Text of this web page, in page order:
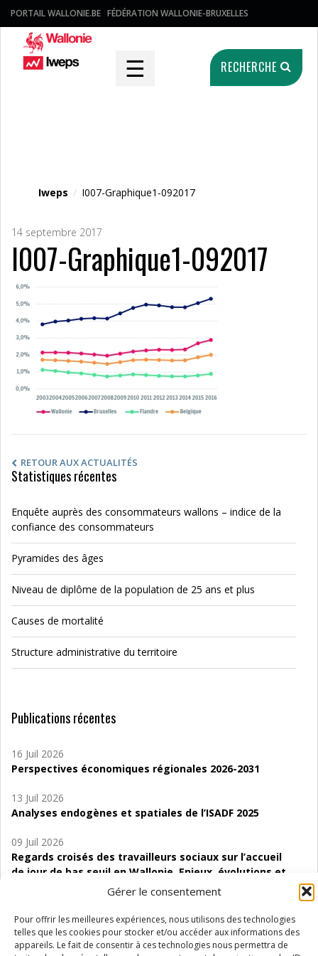
Gérer le consentement
Pour offrir les meilleures expériences, nous utilisons des technologies
telles que les cookies pour stocker et/ou accéder aux informations des
appareils. Le fait de consentir à ces technologies nous permettra de
PORTAIL WALLONIE.BE FÉDÉRATION WALLONIE-BRUXELLES
☰ RECHERCHE
Iweps / I007-Graphique1-092017
14 septembre 2017
I007-Graphique1-092017
RETOUR AUX ACTUALITÉS
Statistiques récentes
Enquête auprès des consommateurs wallons – indice de la
confiance des consommateurs
Pyramides des âges
Niveau de diplôme de la population de 25 ans et plus
Causes de mortalité
Structure administrative du territoire
Publications récentes
16 Juil 2026
Perspectives économiques régionales 2026-2031
13 Juil 2026
Analyses endogènes et spatiales de l’ISADF 2025
09 Juil 2026
Regards croisés des travailleurs sociaux sur l’accueil
de jour de bas seuil en Wallonie. Enjeux, évolutions et
06 Juil 2026
Étude d’évaluabilité des Structures
d’accompagnement à l’autocréation d’emploi (SAACE)